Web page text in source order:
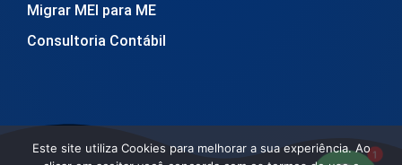
Migrar MEI para ME
Consultoria Contábil
Este site utiliza Cookies para melhorar a sua experiência. Ao 1